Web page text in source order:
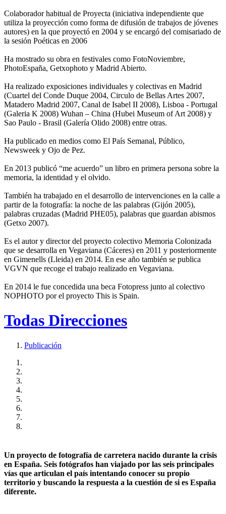
Colaborador habitual de Proyecta (iniciativa independiente que
utiliza la proyección como forma de difusión de trabajos de jóvenes
autores) en la que proyectó en 2004 y se encargó del comisariado de
la sesión Poéticas en 2006
Ha mostrado su obra en festivales como FotoNoviembre,
PhotoEspaña, Getxophoto y Madrid Abierto.
Ha realizado exposiciones individuales y colectivas en Madrid
(Cuartel del Conde Duque 2004, Circulo de Bellas Artes 2007,
Matadero Madrid 2007, Canal de Isabel II 2008), Lisboa - Portugal
(Galeria K 2008) Wuhan – China (Hubei Museum of Art 2008) y
Sao Paulo - Brasil (Galería Olido 2008) entre otras.
Ha publicado en medios como El País Semanal, Público,
Newsweek y Ojo de Pez.
En 2013 publicó “me acuerdo” un libro en primera persona sobre la
memoria, la identidad y el olvido.
También ha trabajado en el desarrollo de intervenciones en la calle a
partir de la fotografía: la noche de las palabras (Gijón 2005),
palabras cruzadas (Madrid PHE05), palabras que guardan abismos
(Getxo 2007).
Es el autor y director del proyecto colectivo Memoria Colonizada
que se desarrolla en Vegaviana (Cáceres) en 2011 y posteriormente
en Gimenells (Lleida) en 2014. En ese año también se publica
VGVN que recoge el trabajo realizado en Vegaviana.
En 2014 le fue concedida una beca Fotopress junto al colectivo
NOPHOTO por el proyecto This is Spain.
Todas Direcciones
Publicación
Un proyecto de fotografía de carretera nacido durante la crisis
en España. Seis fotógrafos han viajado por las seis principales
vías que articulan el país intentando conocer su propio
territorio y buscando la respuesta a la cuestión de si es España
diferente.